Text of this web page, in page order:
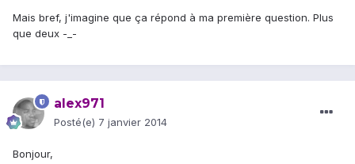
Mais bref, j'imagine que ça répond à ma première question. Plus
que deux -_-
alex971
Posté(e) 7 janvier 2014
Bonjour,